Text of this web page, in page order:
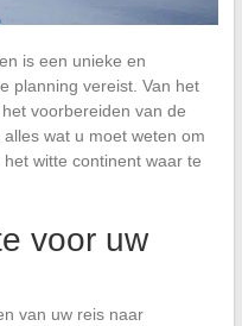
is een unieke en
planning vereist. Van het
voorbereiden van de
wat u moet weten om
witte continent waar te
voor uw
van uw reis naar